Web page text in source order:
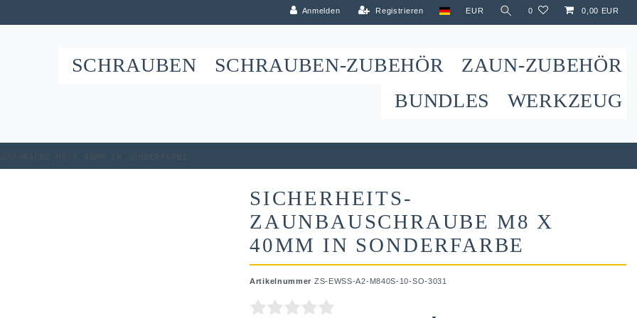
Anmelden Registrieren EUR 0 0,00 EUR
SCHRAUBEN SCHRAUBEN-ZUBEHÖR
ZAUN-ZUBEHÖR
BUNDLES
WERKZEUG
M8 x 40mm in Sonderfarbe
SICHERHEITS-
ZAUNBAUSCHRAUBE M8 X
40MM IN SONDERFARBE
Artikelnummer ZS-EWSS-A2-M840S-10-SO-3031